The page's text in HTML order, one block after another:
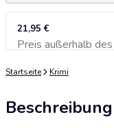
21,95 €
Preis außerhalbZum
Startseite Krimi
Beschreibung